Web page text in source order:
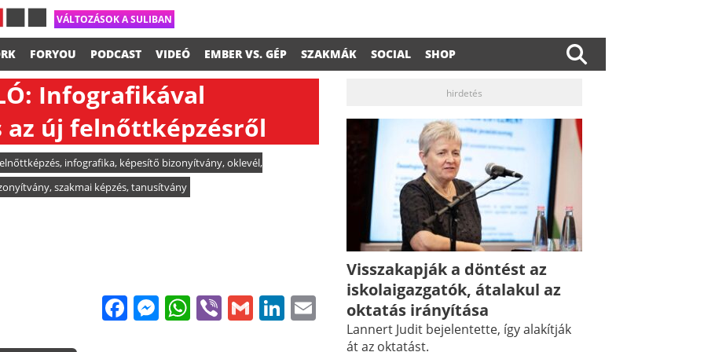
VÁLTOZÁSOK A SULIBAN
FORYOU PODCAST VIDEÓ EMBER VS. GÉP SZAKMÁK SOCIAL SHOP
Infografikával
új felnőttképzésről
, infografika, képesítő bizonyítvány,oklevél,
,szakmai képzés,tanusítvány
Facebook
Messenger
WhatsApp
ViberGmailLinkedIn
Email
hirdetés
Visszakapják a döntést az
iskolaigazgatók, átalakul az
oktatás irányítása
Lannert Judit bejelentette, így alakítják
át az oktatást.